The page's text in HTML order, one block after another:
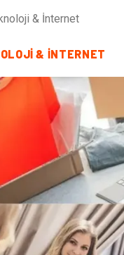
& İnternet
& İNTERNET